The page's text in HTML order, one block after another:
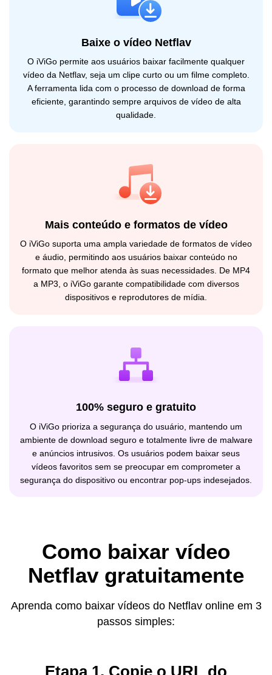
Baixe o vídeo Netflav
O iViGo permite aos usuários baixar facilmente qualquer
vídeo da Netflav, seja um clipe curto ou um filme completo.
A ferramenta lida com o processo de download de forma
eficiente, garantindo sempre arquivos de vídeo de alta
qualidade.
Mais conteúdo e formatos de vídeo
O iViGo suporta uma ampla variedade de formatos de vídeo
e áudio, permitindo aos usuários baixar conteúdo no
formato que melhor atenda às suas necessidades. De MP4
a MP3, o iViGo garante compatibilidade com diversos
dispositivos e reprodutores de mídia.
100% seguro e gratuito
O iViGo prioriza a segurança do usuário, mantendo um
ambiente de download seguro e totalmente livre de malware
e anúncios intrusivos. Os usuários podem baixar seus
vídeos favoritos sem se preocupar em comprometer a
segurança do dispositivo ou encontrar pop-ups indesejados.
Como baixar vídeo
Netflav gratuitamente
Aprenda como baixar vídeos do Netflav online em 3
passos simples:
Etapa 1. Copie o URL do